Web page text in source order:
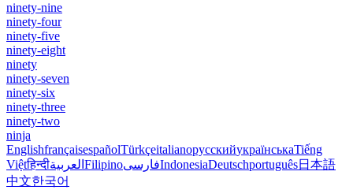
ninety-nine
ninety-four
ninety-five
ninety-eight
ninety
ninety-seven
ninety-six
ninety-three
ninety-two
ninja
EnglishfrançaisespañolTürkçeitalianoрусскийукраїнськаTiếng
Việtहिन्दीالعربية FilipinoفارسیIndonesiaDeutschportuguês日本語
中文한국어